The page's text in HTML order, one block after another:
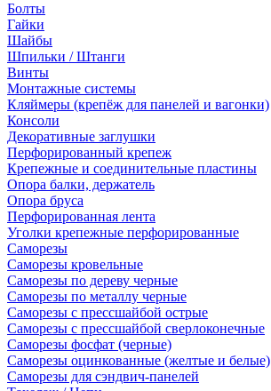
Болты
Гайки
Шайбы
Шпильки / Штанги
Винты
Монтажные системы
Кляймеры (крепёж для панелей и вагонки)
Консоли
Декоративные заглушки
Перфорированный крепеж
Крепежные и соединительные пластины
Опора балки, держатель
Опора бруса
Перфорированная лента
Уголки крепежные перфорированные
Саморезы
Саморезы кровельные
Саморезы по дереву черные
Саморезы по металлу черные
Саморезы с прессшайбой острые
Саморезы с прессшайбой сверлоконечные
Саморезы фосфат (черные)
Саморезы оцинкованные (желтые и белые)
Саморезы для сэндвич-панелей